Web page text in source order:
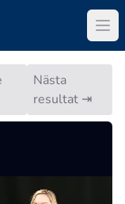
Nästa
resultat ⇥